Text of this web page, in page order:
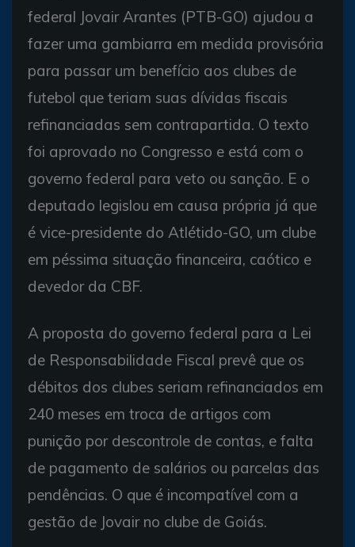
federal Jovair Arantes (PTB-GO) ajudou a
fazer uma gambiarra em medida provisória
para passar um benefício aos clubes de
futebol que teriam suas dívidas fiscais
refinanciadas sem contrapartida. O texto
foi aprovado no Congresso e está com o
governo federal para veto ou sanção. E o
deputado legislou em causa própria já que
é vice-presidente do Atlétido-GO, um clube
em péssima situação financeira, caótico e
devedor da CBF.
A proposta do governo federal para a Lei
de Responsabilidade Fiscal prevê que os
débitos dos clubes seriam refinanciados em
240 meses em troca de artigos com
punição por descontrole de contas, e falta
de pagamento de salários ou parcelas das
pendências. O que é incompatível com a
gestão de Jovair no clube de Goiás.